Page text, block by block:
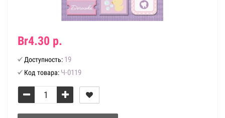
Br4.30 р.
Доступность: 19
Код товара: Ч-0119